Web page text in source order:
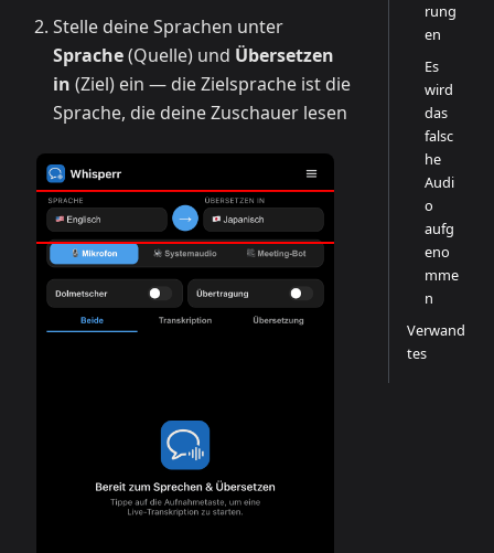
Stelle deine Sprachen unter
Sprache(Quelle) und Übersetzen
in (Ziel) ein — die Zielsprache ist die
Sprache, die deine Zuschauer lesen
rung
en
Es
wird
das
falsc
he
Audi
o
aufg
eno
mme
n
Verwand
tes